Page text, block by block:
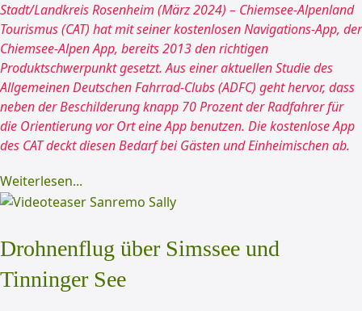
Stadt/Landkreis Rosenheim (März 2024) – Chiemsee-Alpenland
Tourismus (CAT) hat mit seiner kostenlosen Navigations-App, der
Chiemsee-Alpen App, bereits 2013 den richtigen
Produktschwerpunkt gesetzt. Aus einer aktuellen Studie des
Allgemeinen Deutschen Fahrrad-Clubs (ADFC) geht hervor, dass
neben der Beschilderung knapp 70 Prozent der Radfahrer für
die Orientierung vor Ort eine App benutzen. Die kostenlose App
des CAT deckt diesen Bedarf bei Gästen und Einheimischen ab.
Weiterlesen...
Drohnenflug über Simssee und
Tinninger See